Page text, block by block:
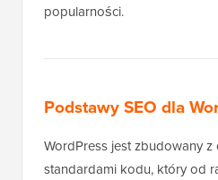
popularności.
Podstawy SEO dla
WordPress jest zbudowany
standardami kodu, który od